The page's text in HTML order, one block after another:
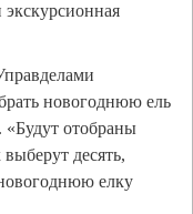
экскурсионная
новогоднюю ель
отобраны
десять,
елку